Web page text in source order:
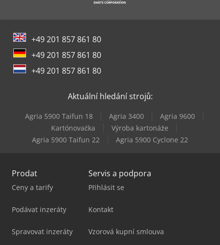
Hitachi Zx55U-6
Hitachi Zx85Usb-6
Komatsu Pc210Lc-11
Komatsu Pc228Uslc-10
Komatsu Wa250-5
+49 201 857 861 80
+49 201 857 861 80
+49 201 857 861 80
Aktuální hledání strojů:
Agria 5900 Taifun 18 Agria 3400
Agria 9600
Kartónovačka
Výroba kartonáže
Agria 5900 Taifun 22
Agria 5900 Cyclone 22
Prodat
Ceny a tarify
Podávat inzeráty
Spravovat inzeráty
Servis a podpora
Přihlásit se
Kontakt
Vzorová kupní smlouva